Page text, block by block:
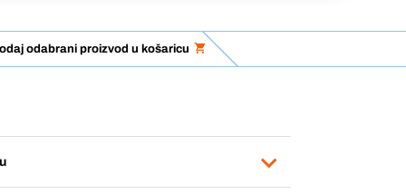
odabrani proizvod u košaricu